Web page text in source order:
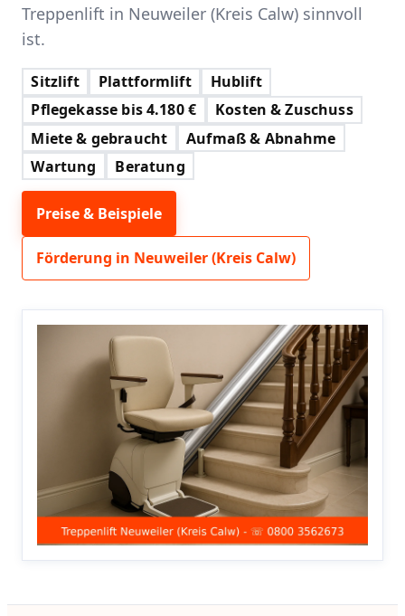
Treppenlift in Neuweiler (Kreis Calw) sinnvoll
ist.
Sitzlift Plattformlift
Hublift
Pflegekasse bis 4.180 €
Kosten & Zuschuss
Miete & gebraucht
Aufmaß & Abnahme
Wartung
Beratung
Preise & Beispiele
Förderung in Neuweiler (Kreis Calw)